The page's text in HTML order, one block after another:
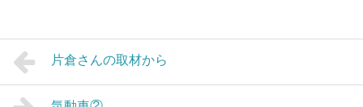
片倉さんの取材から